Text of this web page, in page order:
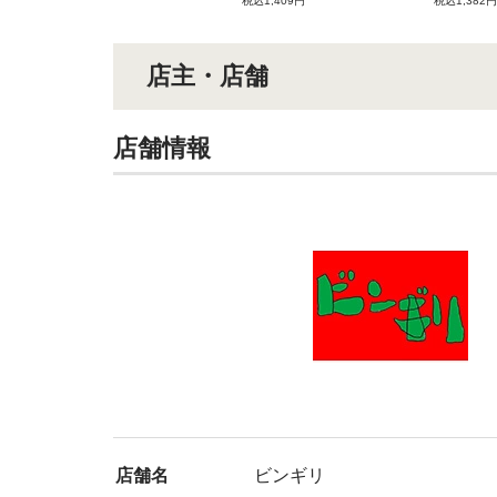
店主・店舗
店舗情報
店舗名 ビンギリ